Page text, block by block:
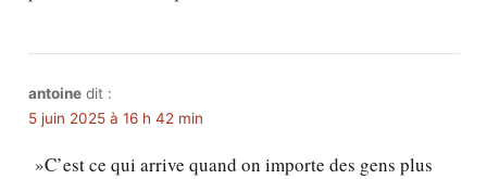
antoine dit :
5 juin 2025 à 16 h 42 min
»C’est ce qui arrive quand on importe des gens plus